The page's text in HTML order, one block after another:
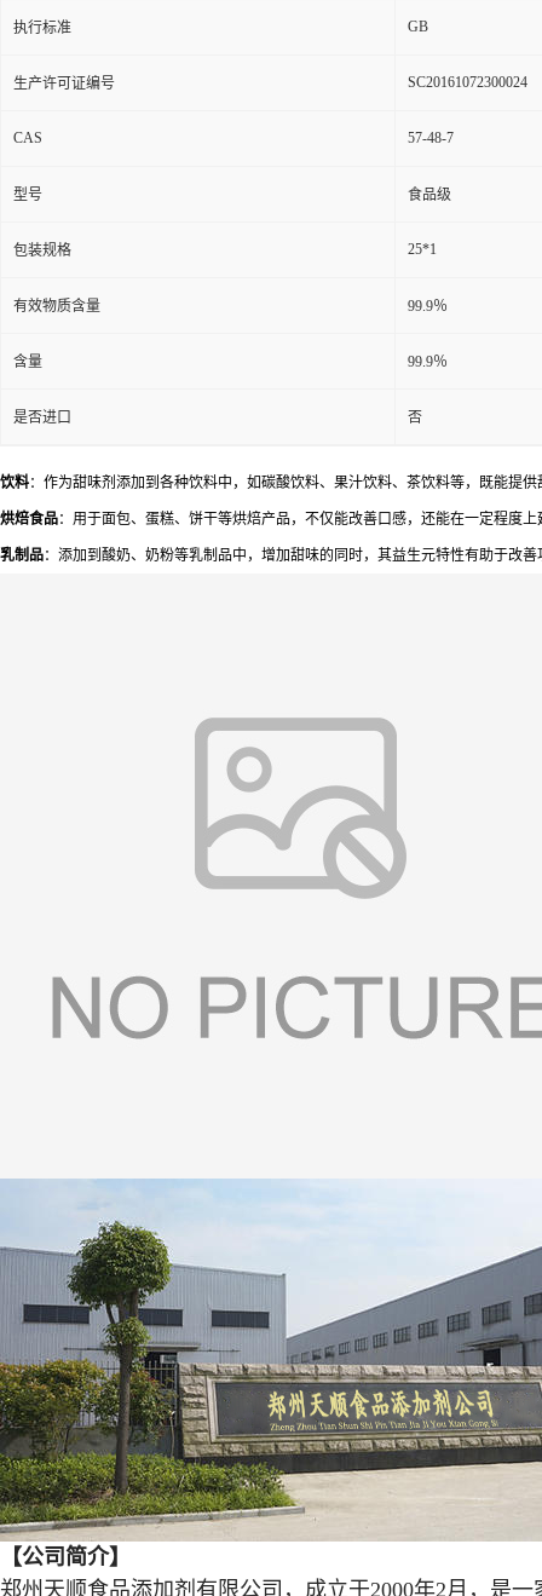
执行标准 GB
生产许可证编号 SC20161072300024
CAS 57-48-7
型号 食品级
包装规格 25*1
有效物质含量 99.9％
含量 99.9％
是否进口 否
饮料：作为甜味剂添加到各种饮料中，如碳酸饮料、果汁饮料、茶饮料等，既能提
烘焙食品：用于面包、蛋糕、饼干等烘焙产品，不仅能改善口感，还能在一定程度
乳制品：添加到酸奶、奶粉等乳制品中，增加甜味的同时，其益生元特性有助于改
【公司简介】
郑州天顺食品添加剂有限公司，成立于2000年2月，是